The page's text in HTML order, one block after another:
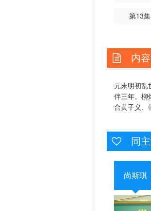
第13集
内
元末明初乱
伴三年。柳
合黄子义、
同
尚斯琪